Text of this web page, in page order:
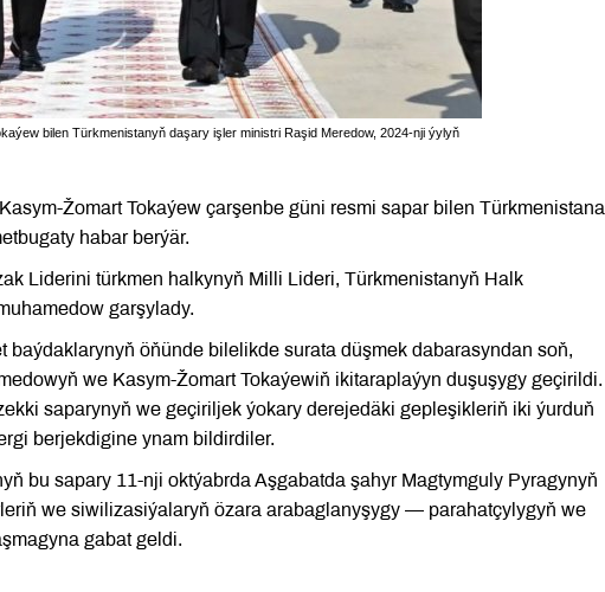
bilen Türkmenistanyň daşary işler ministri Raşid Meredow, 2024-nji ýylyň
Žomart Tokaýew çarşenbe güni resmi sapar bilen Türkmenistana
habar berýär.
Liderini türkmen halkynyň Milli Lideri, Türkmenistanyň Halk
garşylady.
baýdaklarynyň öňünde bilelikde surata düşmek dabarasyndan soň,
we Kasym-Žomart Tokaýewiň ikitaraplaýyn duşuşygy geçirildi.
saparynyň we geçiriljek ýokary derejedäki gepleşikleriň iki ýurduň
berjekdigine ynam bildirdiler.
bu sapary 11-nji oktýabrda Aşgabatda şahyr Magtymguly Pyragynyň
we siwilizasiýalaryň özara arabaglanyşygy — parahatçylygyň we
gabat geldi.